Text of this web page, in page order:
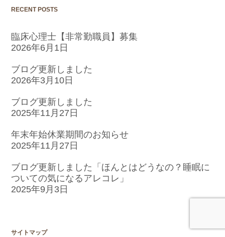
RECENT POSTS
臨床心理士【非常勤職員】募集
2026年6月1日
ブログ更新しました
2026年3月10日
ブログ更新しました
2025年11月27日
年末年始休業期間のお知らせ
2025年11月27日
ブログ更新しました「ほんとはどうなの？睡眠に
ついての気になるアレコレ」
2025年9月3日
サイトマップ